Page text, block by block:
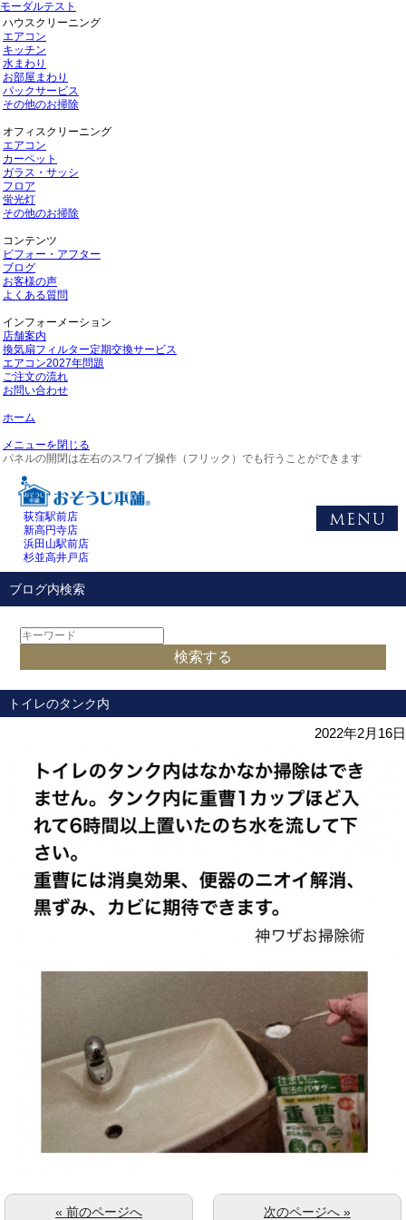
モーダルテスト
ハウスクリーニング
エアコン
キッチン
水まわり
お部屋まわり
パックサービス
その他のお掃除
オフィスクリーニング
エアコン
カーペット
ガラス・サッシ
フロア
蛍光灯
その他のお掃除
コンテンツ
ビフォー・アフター
ブログ
お客様の声
よくある質問
インフォーメーション
店舗案内
換気扇フィルター定期交換サービス
エアコン2027年問題
ご注文の流れ
お問い合わせ
ホーム
メニューを閉じる
パネルの開閉は左右のスワイプ操作（フリック）でも行うことができます
荻窪駅前店
新高円寺店
浜田山駅前店
杉並高井戸店
ブログ内検索
トイレのタンク内
2022年2月16日
次のページへ »
« 前のページへ